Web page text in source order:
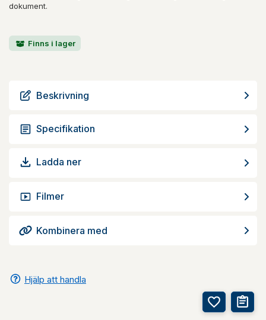
dokument.
Finns i lager
Beskrivning
Specifikation
Ladda ner
Filmer
Kombinera med
Hjälp att handla